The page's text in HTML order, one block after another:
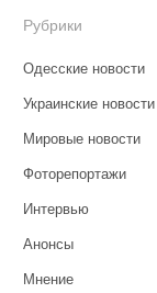
Рубрики
Одесские новости
Украинские новости
Мировые новости
Фоторепортажи
Интервью
Анонсы
Мнение